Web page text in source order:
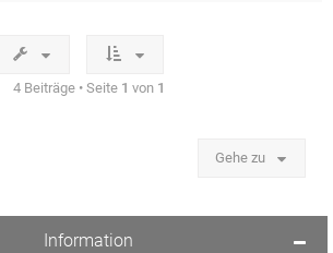
4 Beiträge • Seite 1 von 1
Gehe zu
Information